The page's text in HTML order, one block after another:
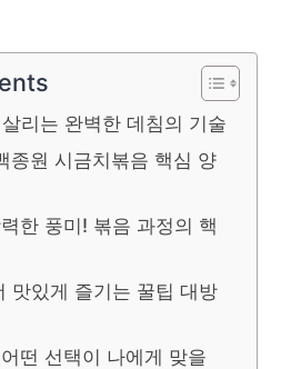
리는 완벽한 데침의 기술
종원 시금치볶음 핵심 양
한 풍미! 볶음 과정의 핵
맛있게 즐기는 꿀팁 대방
떤 선택이 나에게 맞을